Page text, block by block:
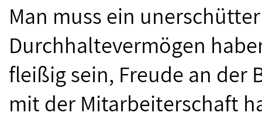
Man muss ein
Durchhaltevermögen
fleißig sein, Freude an der
mit der Mitarbeiterschaft